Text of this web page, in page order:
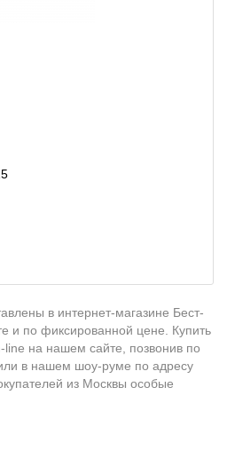
в интернет-магазине Бест-
и по фиксированной цене. Купить
на нашем сайте, позвонив по
в нашем шоу-руме по адресу
из Москвы особые